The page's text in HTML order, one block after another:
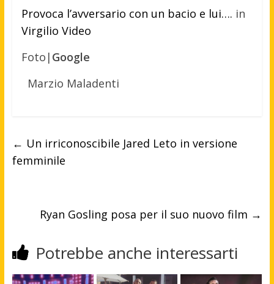
Provoca l’avversario con un bacio e lui…. in
Virgilio Video
Foto| Google
Marzio Maladenti
← Un irriconoscibile Jared Leto in versione
femminile
Ryan Gosling posa per il suo nuovo film →
Potrebbe anche interessarti